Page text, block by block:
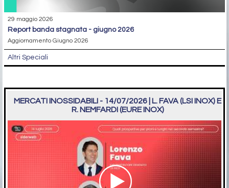
29 maggio 2026
report banda stagnata - giugno 2026
Aggiornamento Giugno 2026
Altri Speciali
MERCATI INOSSIDABILI - 14/07/2026 | L. FAVA (LSI INOX) E
R. NEMFARDI (EURE INOX)